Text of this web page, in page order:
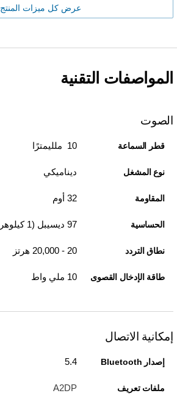
عرض كل ميزات المنتج
المواصفات التقنية
الصوت
قطر السماعة 10 ملليمترًا
نوع المشغل ديناميكي
المقاومة 32 أوم
الحساسية 97 ديسيبل (1 كيلوهرتز)
نطاق التردد 20 - 20,000 هرتز
طاقة الإدخال القصوى 10 ملي واط
إمكانية الاتصال
إصدار Bluetooth 5.4
ملفات تعريف
A2DP